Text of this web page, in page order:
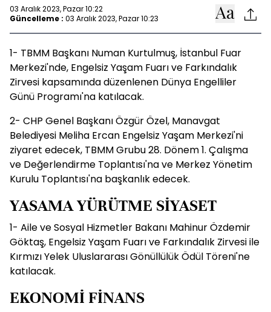
03 Aralık 2023, Pazar 10:22
Güncelleme : 03 Aralık 2023, Pazar 10:23
1- TBMM Başkanı Numan Kurtulmuş, İstanbul Fuar
Merkezi'nde, Engelsiz Yaşam Fuarı ve Farkındalık
Zirvesi kapsamında düzenlenen Dünya Engelliler
Günü Programı'na katılacak.
2- CHP Genel Başkanı Özgür Özel, Manavgat
Belediyesi Meliha Ercan Engelsiz Yaşam Merkezi'ni
ziyaret edecek, TBMM Grubu 28. Dönem 1. Çalışma
ve Değerlendirme Toplantısı'na ve Merkez Yönetim
Kurulu Toplantısı'na başkanlık edecek.
YASAMA YÜRÜTME SİYASET
1- Aile ve Sosyal Hizmetler Bakanı Mahinur Özdemir
Göktaş, Engelsiz Yaşam Fuarı ve Farkındalık Zirvesi ile
Kırmızı Yelek Uluslararası Gönüllülük Ödül Töreni'ne
katılacak.
EKONOMİ FİNANS